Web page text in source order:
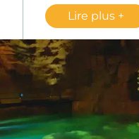
Lire plus
La pêche est
Périgord Noir.
famille ou
nombreux
Dordogne.
Les poissons